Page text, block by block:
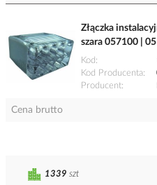
Złączka
szara 057100 |
Kod
Kod Producenta
Producent
Cena brutto
1339 szt